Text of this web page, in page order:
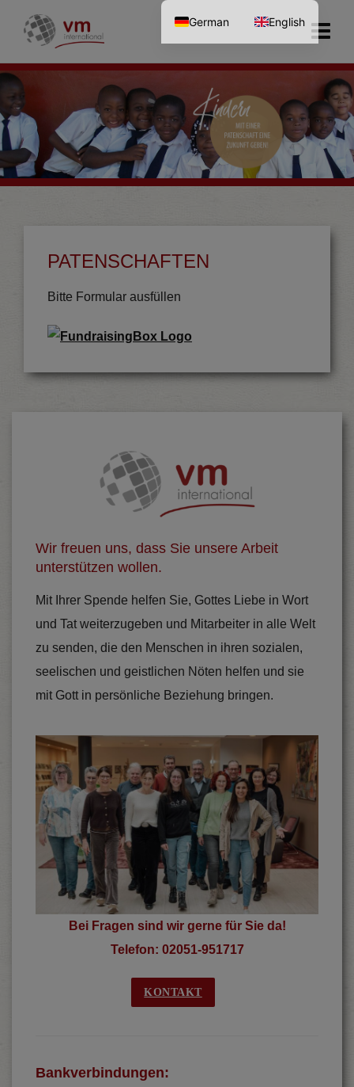
PATENSCHAFTEN
Bitte Formular ausfüllen
Wir freuen uns, dass Sie unsere Arbeit
unterstützen wollen.
Mit Ihrer Spende helfen Sie, Gottes Liebe in Wort
und Tat weiterzugeben und Mitarbeiter in alle Welt
zu senden, die den Menschen in ihren sozialen,
seelischen und geistlichen Nöten helfen und sie
mit Gott in persönliche Beziehung bringen.
Bei Fragen sind wir gerne für Sie da!
Telefon: 02051-951717
KONTAKT
Bankverbindungen:
German English